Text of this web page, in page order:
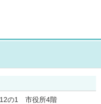
の1 市役所4階